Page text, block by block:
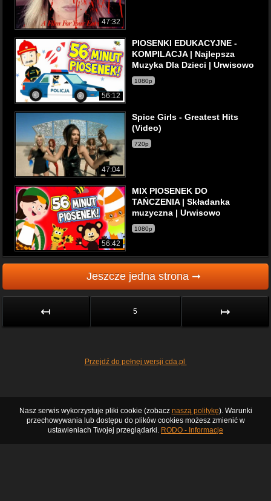
47:32
56:12
PIOSENKI EDUKACYJNE -
KOMPILACJA | Najlepsza
Muzyka Dla Dzieci | Urwisowo
1080p
47:04
Spice Girls - Greatest Hits
(Video)
720p
56:42
MIX PIOSENEK DO
TAŃCZENIA | Składanka
muzyczna | Urwisowo
1080p
Jeszcze jedna strona ➞
↤ 5 ↦
Przejdź do pełnej wersji cda.pl
Nasz serwis wykorzystuje pliki cookie (zobacz naszą politykę). Warunki
przechowywania lub dostępu do plików cookies możesz zmienić w
ustawieniach Twojej przeglądarki. RODO - Informacje